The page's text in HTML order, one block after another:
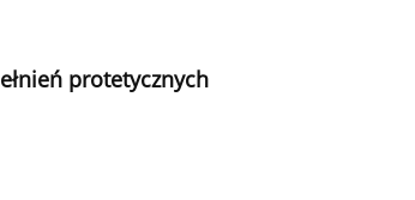
protetycznych